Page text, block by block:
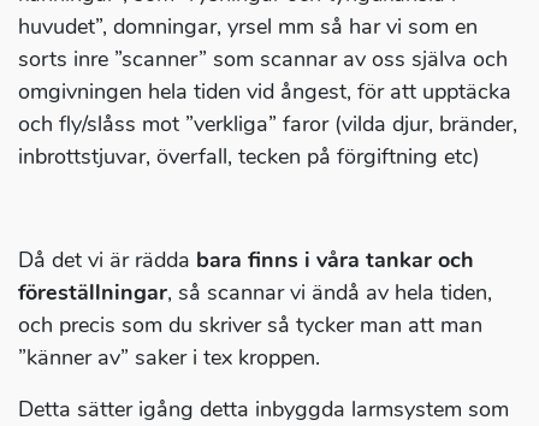
huvudet”, domningar, yrsel mm så har vi som en
sorts inre ”scanner” som scannar av oss själva och
omgivningen hela tiden vid ångest, för att upptäcka
och fly/slåss mot ”verkliga” faror (vilda djur, bränder,
inbrottstjuvar, överfall, tecken på förgiftning etc)
Då det vi är rädda bara finns i våra tankar och
föreställningar, så scannar vi ändå av hela tiden,
och precis som du skriver så tycker man att man
”känner av” saker i tex kroppen.
Detta sätter igång detta inbyggda larmsystem som